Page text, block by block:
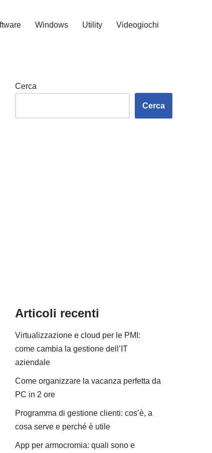
Windows Utility Videogiochi
Cerca
Cerca
Articoli recenti
Virtualizzazione e cloud per le PMI:
come cambia la gestione dell’IT
aziendale
Come organizzare la vacanza perfetta da
PC in 2 ore
Programma di gestione clienti: cos’è, a
cosa serve e perché è utile
App per armocromia: quali sono e